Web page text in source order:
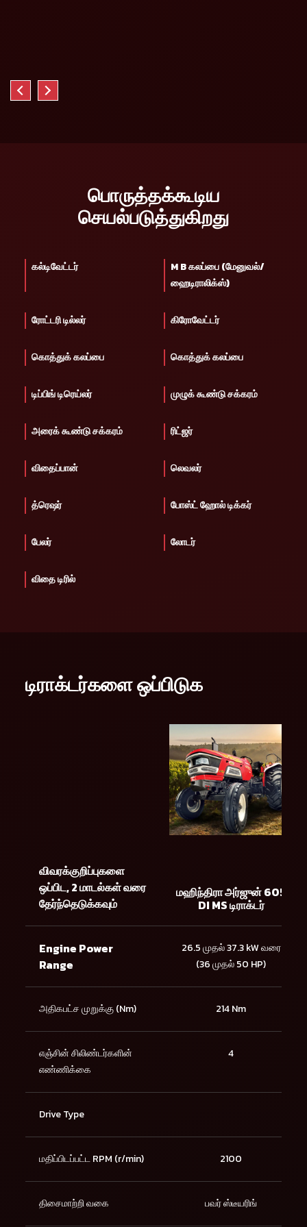
பொருத்தக்கூடிய
செயல்படுத்துகிறது
கல்டிவேட்டர்
M B கலப்பை (மேனுவல்/
ஹைடிராலிக்ஸ்)
ரோட்டரி டில்லர் கிரோவேட்டர்
கொத்துக் கலப்பை கொத்துக் கலப்பை
டிப்பிங் டிரெய்லர் முழுக் கூண்டு சக்கரம்
அரைக் கூண்டு சக்கரம் ரிட்ஜர்
விதைப்பான் லெவலர்
த்ரெஷர் போஸ்ட் ஹோல் டிக்கர்
பேலர் லோடர்
விதை டிரில்
டிராக்டர்களை ஒப்பிடுக
விவரக்குறிப்புகளை
ஒப்பிட, 2 மாடல்கள் வரை
தேர்ந்தெடுக்கவும்
மஹிந்திரா அர்ஜுன் 605
DI MS டிராக்டர்
Engine Power
Range
26.5 முதல் 37.3 kW வரை
(36 முதல் 50 HP)
அதிகபட்ச முறுக்கு (Nm) 214 Nm
எஞ்சின் சிலிண்டர்களின்
எண்ணிக்கை
4
Drive Type
மதிப்பிடப்பட்ட RPM (r/min) 2100
திசைமாற்றி வகை பவர் ஸ்டீயரிங்